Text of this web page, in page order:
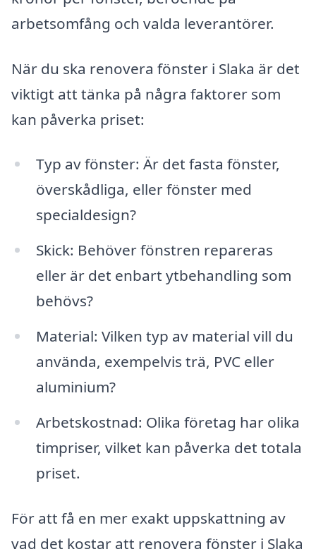
arbetsomfång och valda leverantörer.
När du ska renovera fönster i Slaka är det
viktigt att tänka på några faktorer som
kan påverka priset:
Typ av fönster: Är det fasta fönster,
överskådliga, eller fönster med
specialdesign?
Skick: Behöver fönstren repareras
eller är det enbart ytbehandling som
behövs?
Material: Vilken typ av material vill du
använda, exempelvis trä, PVC eller
aluminium?
Arbetskostnad: Olika företag har olika
timpriser, vilket kan påverka det totala
priset.
För att få en mer exakt uppskattning av
vad det kostar att renovera fönster i Slaka